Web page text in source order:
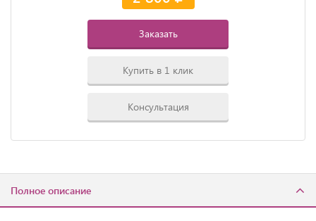
Заказать
Купить в 1 клик
Консультация
Полное описание